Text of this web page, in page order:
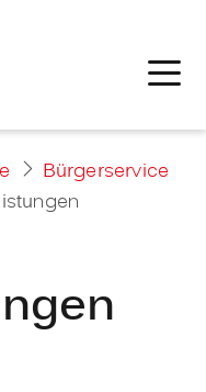
Bürgerservice